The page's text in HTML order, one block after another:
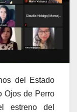
del Estado
Ojos de Perro
estreno del